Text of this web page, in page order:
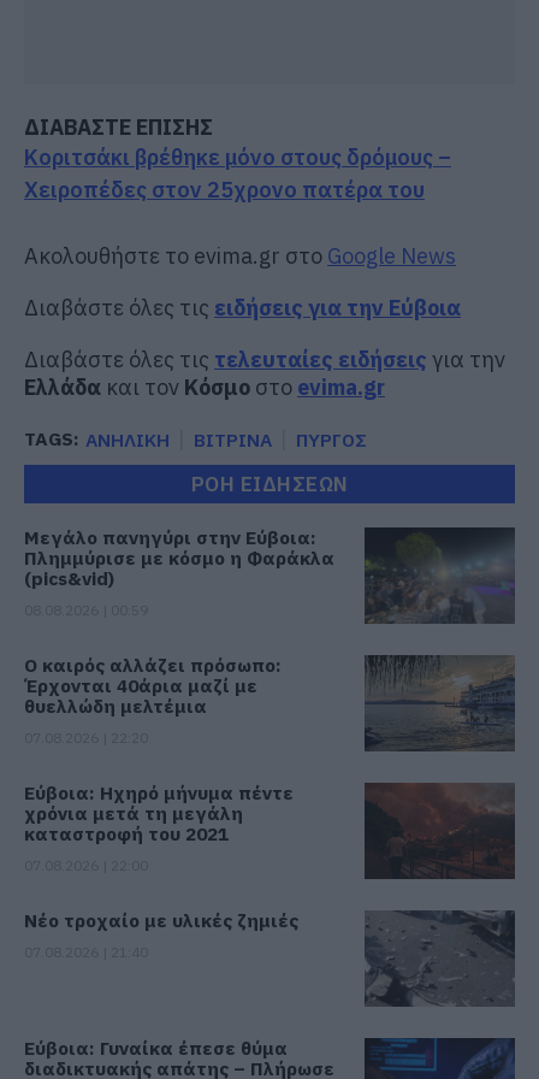
ΔΙΑΒΑΣΤΕ ΕΠΙΣΗΣ
Κοριτσάκι βρέθηκε μόνο στους δρόμους –
Χειροπέδες στον 25χρονο πατέρα του
Ακολουθήστε το evima.gr στο Google News
Διαβάστε όλες τις ειδήσεις για την Εύβοια
Διαβάστε όλες τις τελευταίες ειδήσεις για την
Ελλάδα και τον Κόσμο στο evima.gr
TAGS: ΑΝΗΛΙΚΗ ΒΙΤΡΙΝΑ ΠΥΡΓΟΣ
ΡΟΗ ΕΙΔΗΣΕΩΝ
Μεγάλο πανηγύρι στην Εύβοια:
Πλημμύρισε με κόσμο η Φαράκλα
(pics&vid)
Ο καιρός αλλάζει πρόσωπο:
Έρχονται 40άρια μαζί με
θυελλώδη μελτέμια
Εύβοια: Ηχηρό μήνυμα πέντε
χρόνια μετά τη μεγάλη
καταστροφή του 2021
Νέο τροχαίο με υλικές ζημιές
Εύβοια: Γυναίκα έπεσε θύμα
διαδικτυακής απάτης – Πλήρωσε